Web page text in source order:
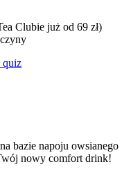
Clubie już od 69 zł)
quiz
bazie napoju owsianego
nowy comfort drink!